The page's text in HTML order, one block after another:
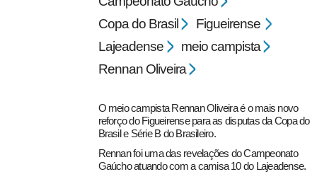
pecbol.com
Copa do Brasil
Figueirense
Lajeadense
meio campista
Rennan Oliveira
O meio campista Rennan Oliveira é o mais novo
reforço do Figueirense para as disputas da Copa do
Brasil e Série B do Brasileiro.
Rennan foi uma das revelações do Campeonato
Gaúcho atuando com a camisa 10 do Lajeadense.